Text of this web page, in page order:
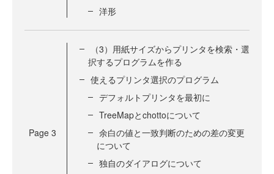
洋形
Page 3
（3）用紙サイズからプリンタを検索・選
択するプログラムを作る
使えるプリンタ選択のプログラム
デフォルトプリンタを最初に
TreeMapとchottoについて
余白の値と一致判断のための差の変更
について
独自のダイアログについて